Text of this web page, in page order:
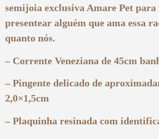
semijoia exclusiva Amare Pet para
presentear alguém que ama essa
quanto nós.
– Corrente Veneziana de 45cm
– Pingente delicado de
2,0×1,5cm
– Plaquinha resinada com